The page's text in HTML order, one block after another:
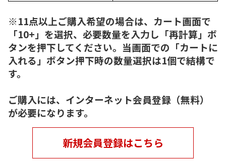
※11点以上ご購入希望の場合は、カート画面で
「10+」を選択、必要数量を入力し「再計算」ボ
タンを押下してください。当画面での「カートに
入れる」ボタン押下時の数量選択は1個で結構で
す。
ご購入には、インターネット会員登録（無料）
が必要になります。
新規会員登録はこちら